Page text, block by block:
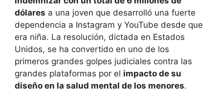
dólares a una joven que desarrolló una fuerte
dependencia a Instagram y YouTube desde que
era niña. La resolución, dictada en Estados
Unidos, se ha convertido en uno de los
primeros grandes golpes judiciales contra las
grandes plataformas por el impacto de su
diseño en la salud mental de los menores.